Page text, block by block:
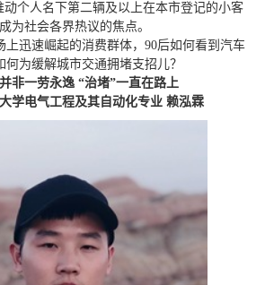
动个人名下第二辆及以上在本市登记的小客
为社会各界热议的焦点。
上迅速崛起的消费群体，90后如何看到汽车
为缓解城市交通拥堵支招儿？
非一劳永逸 “治堵”一直在路上
学电气工程及其自动化专业 赖泓霖